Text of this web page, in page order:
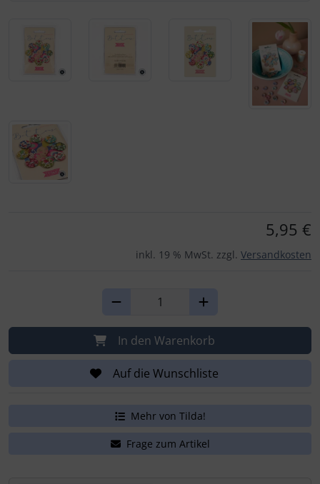
5,95 €
inkl. 19 % MwSt. zzgl. Versandkosten
In den Warenkorb
Auf die Wunschliste
Mehr von Tilda!
Frage zum Artikel